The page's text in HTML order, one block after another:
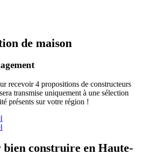
de maison
recevoir 4 propositions de constructeurs
transmise uniquement à une sélection
présents sur votre région !
bien construire en Haute-